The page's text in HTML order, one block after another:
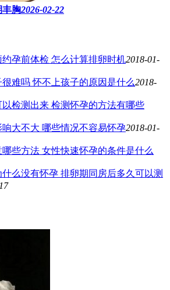
丰胸2026-02-22
孕前体检 怎么计算排卵时机2018-01-
难吗 怀不上孩子的原因是什么2018-
以检测出来 检测怀孕的方法有哪些
大不大 哪些情况不容易怀孕2018-01-
些方法 女性快速怀孕的条件是什么
么没有怀孕 排卵期同房后多久可以测